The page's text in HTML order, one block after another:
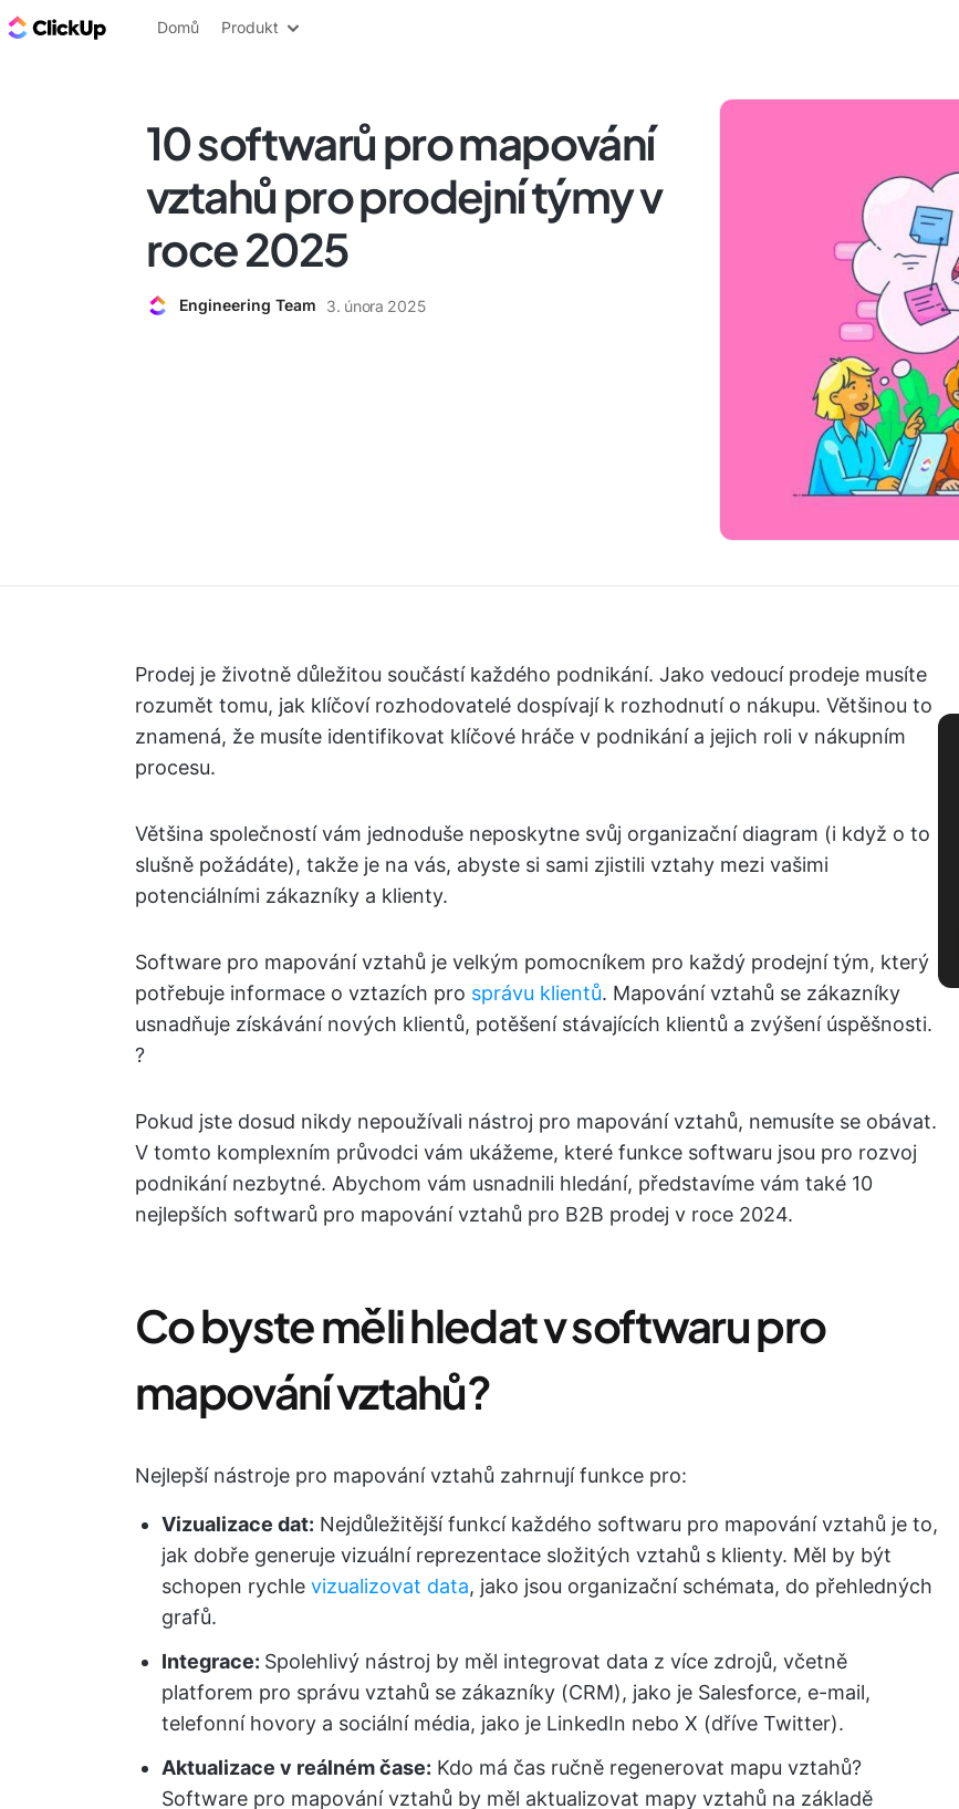
ClickUp blog
Domů Produkt
10 softwarů pro mapování
vztahů pro prodejní týmy v
roce 2025
Engineering Team 3. února 2025
Prodej je životně důležitou součástí každého podnikání. Jako vedoucí prodeje musíte
rozumět tomu, jak klíčoví rozhodovatelé dospívají k rozhodnutí o nákupu. Většinou to
znamená, že musíte identifikovat klíčové hráče v podnikání a jejich roli v nákupním
procesu.
Většina společností vám jednoduše neposkytne svůj organizační diagram (i když o to
slušně požádáte), takže je na vás, abyste si sami zjistili vztahy mezi vašimi
potenciálními zákazníky a klienty.
Software pro mapování vztahů je velkým pomocníkem pro každý prodejní tým, který
potřebuje informace o vztazích pro správu klientů. Mapování vztahů se zákazníky
usnadňuje získávání nových klientů, potěšení stávajících klientů a zvýšení úspěšnosti.
?
Pokud jste dosud nikdy nepoužívali nástroj pro mapování vztahů, nemusíte se obávat.
V tomto komplexním průvodci vám ukážeme, které funkce softwaru jsou pro rozvoj
podnikání nezbytné. Abychom vám usnadnili hledání, představíme vám také 10
nejlepších softwarů pro mapování vztahů pro B2B prodej v roce 2024.
Co byste měli hledat v softwaru pro
mapování vztahů?
Nejlepší nástroje pro mapování vztahů zahrnují funkce pro:
Vizualizace dat: Nejdůležitější funkcí každého softwaru pro mapování vztahů je to,
jak dobře generuje vizuální reprezentace složitých vztahů s klienty. Měl by být
schopen rychle vizualizovat data, jako jsou organizační schémata, do přehledných
grafů.
Integrace: Spolehlivý nástroj by měl integrovat data z více zdrojů, včetně
platforem pro správu vztahů se zákazníky (CRM), jako je Salesforce, e-mail,
telefonní hovory a sociální média, jako je LinkedIn nebo X (dříve Twitter).
Aktualizace v reálném čase: Kdo má čas ručně regenerovat mapu vztahů?
Software pro mapování vztahů by měl aktualizovat mapy vztahů na základě